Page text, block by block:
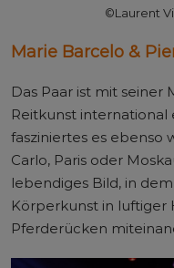
©Laurent
Marie Barcelo &
Das Paar ist mit seiner
Reitkunst international
fasziniertes es ebenso
Carlo, Paris oder
lebendiges Bild, in
Körperkunst in luftiger
Pferderücken